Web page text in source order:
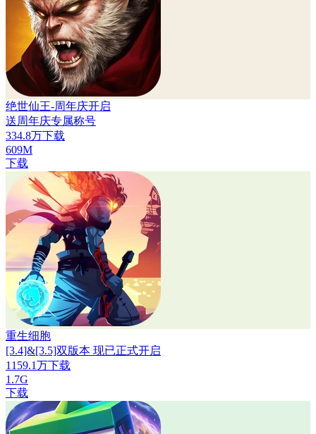
绝世仙王-周年庆开启
送周年庆专属称号
334.8万下载
609M
下载
重生细胞
[3.4]&[3.5]双版本 现已正式开启
1159.1万下载
1.7G
下载